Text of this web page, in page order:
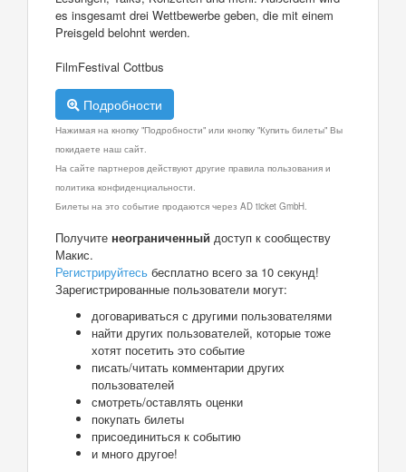
es insgesamt drei Wettbewerbe geben, die mit einem
Preisgeld belohnt werden.
FilmFestival Cottbus
Подробности
Нажимая на кнопку "Подробности" или кнопку "Купить билеты" Вы
покидаете наш сайт.
На сайте партнеров действуют другие правила пользования и
политика конфиденциальности.
Билеты на это событие продаются через AD ticket GmbH.
Получите неограниченный доступ к сообществу
Макис.
Регистрируйтесь бесплатно всего за 10 секунд!
Зарегистрированные пользователи могут:
договариваться с другими пользователями
найти других пользователей, которые тоже
хотят посетить это событие
писать/читать комментарии других
пользователей
смотреть/оставлять оценки
покупать билеты
присоединиться к событию
и много другое!